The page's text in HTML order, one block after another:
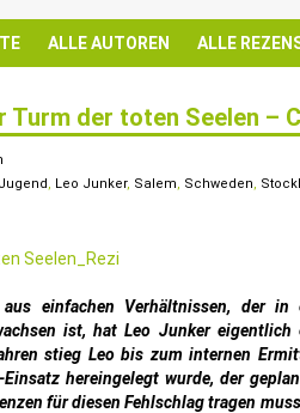
ALLE AUTOREN ALLE
Turm der toten Seelen –
Jugend, Leo Junker, Salem, Schweden,
einfachen Verhältnissen, der
ist, hat Leo Junker eigentlich
stieg Leo bis zum internen
Einsatz hereingelegt wurde, der
für diesen Fehlschlag tragen